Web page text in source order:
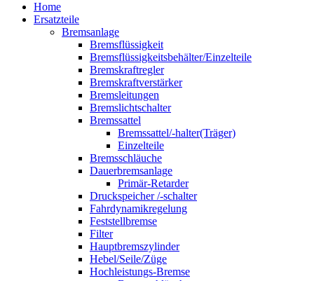
Home
Ersatzteile
Bremsanlage
Bremsflüssigkeit
Bremsflüssigkeitsbehälter/Einzelteile
Bremskraftregler
Bremskraftverstärker
Bremsleitungen
Bremslichtschalter
Bremssattel
Bremssattel/-halter(Träger)
Einzelteile
Bremsschläuche
Dauerbremsanlage
Primär-Retarder
Druckspeicher /-schalter
Fahrdynamikregelung
Feststellbremse
Filter
Hauptbremszylinder
Hebel/Seile/Züge
Hochleistungs-Bremse